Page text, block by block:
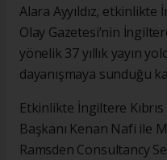
Alara Ayyıldız, etkinlikte
Olay Gazetesi’nin
yönelik 37 yıllık yayın
dayanışmaya sunduğu
Etkinlikte İngiltere
Başkanı Kenan Nafi ile
Ramsden Consultancy